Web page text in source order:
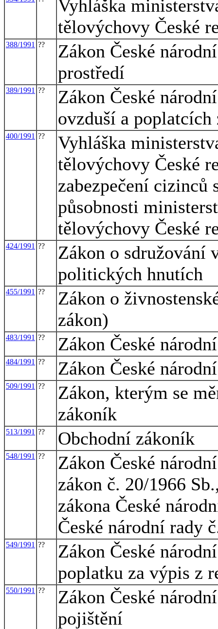
Vyhláška
tělovýchovy České
388/1991 ??
Zákon České
prostředí
389/1991 ??
Zákon České
ovzduší a poplatcích
400/1991 ??
Vyhláška
tělovýchovy České
zabezpečení cizinců
působnosti
tělovýchovy České
424/1991 ??
Zákon o sdružování
politických hnutích
455/1991 ??
Zákon o
zákon)
483/1991 ?? Zákon České
484/1991 ?? Zákon České
509/1991 ??
Zákon, kterým se
zákoník
513/1991 ?? Obchodní zákoník
548/1991 ??
Zákon České
zákon č. 20/1966
zákona České
České národní rady
549/1991 ??
Zákon České
poplatku za výpis z
550/1991 ??
Zákon České
pojištění